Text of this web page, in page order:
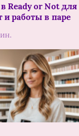
Ready or Not для
и работы в паре